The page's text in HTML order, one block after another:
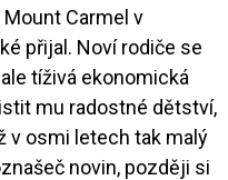
Carmel v
přijal. Noví rodiče se
tíživá ekonomická
mu radostné dětství,
v osmi letech tak malý
novin, později si